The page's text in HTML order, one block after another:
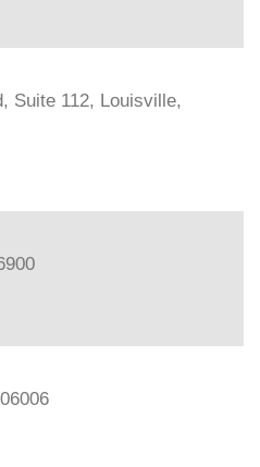
Suite 112, Louisville,